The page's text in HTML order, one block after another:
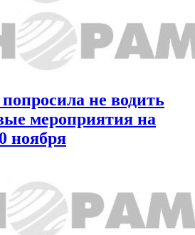
не водить
мероприятия на
ноября